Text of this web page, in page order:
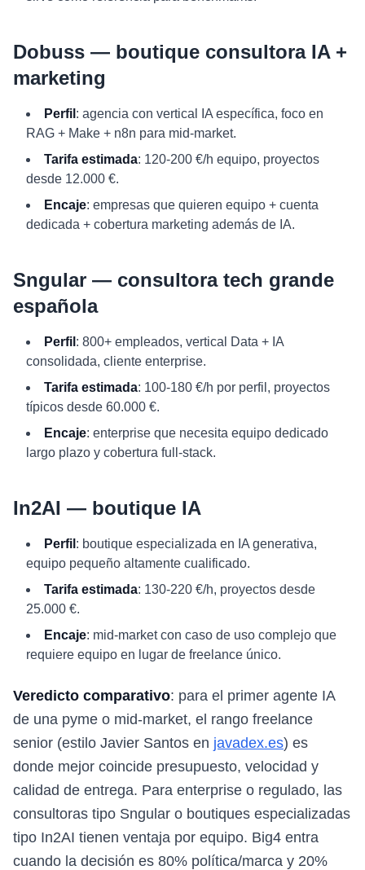
Dobuss — boutique consultora IA +
marketing
Perfil : agencia con vertical IA específica, foco en
RAG + Make + n8n para mid-market.
Tarifa estimada: 120-200 €/h equipo, proyectos
desde 12.000 €.
Encaje: empresas que quieren equipo + cuenta
dedicada + cobertura marketing además de IA.
Sngular — consultora tech grande
española
Perfil : 800+ empleados, vertical Data + IA
consolidada, cliente enterprise.
Tarifa estimada: 100-180 €/h por perfil, proyectos
típicos desde 60.000 €.
Encaje: enterprise que necesita equipo dedicado
largo plazo y cobertura full-stack.
In2AI — boutique IA
Perfil : boutique especializada en IA generativa,
equipo pequeño altamente cualificado.
Tarifa estimada: 130-220 €/h, proyectos desde
25.000 €.
Encaje: mid-market con caso de uso complejo que
requiere equipo en lugar de freelance único.
Veredicto comparativo: para el primer agente IA
de una pyme o mid-market, el rango freelance
senior (estilo Javier Santos en javadex.es) es
donde mejor coincide presupuesto, velocidad y
calidad de entrega. Para enterprise o regulado, las
consultoras tipo Sngular o boutiques especializadas
tipo In2AI tienen ventaja por equipo. Big4 entra
cuando la decisión es 80% política/marca y 20%